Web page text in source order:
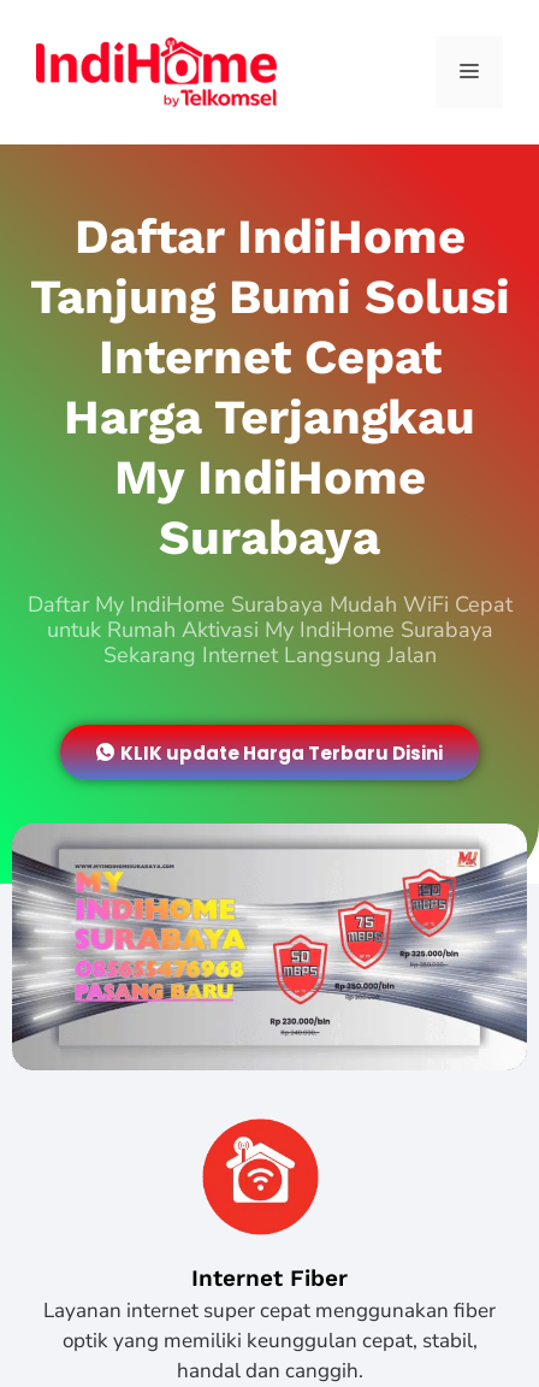
Daftar IndiHome
Tanjung Bumi Solusi
Internet Cepat
Harga Terjangkau
My IndiHome
Surabaya
Daftar My IndiHome Surabaya Mudah WiFi Cepat
untuk Rumah Aktivasi My IndiHome Surabaya
Sekarang Internet Langsung Jalan
KLIK update Harga Terbaru Disini
Internet Fiber
Layanan internet super cepat menggunakan fiber
optik yang memiliki keunggulan cepat, stabil,
handal dan canggih.